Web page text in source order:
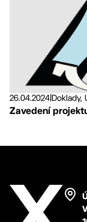
26.04.2024Doklady,
Zavedení